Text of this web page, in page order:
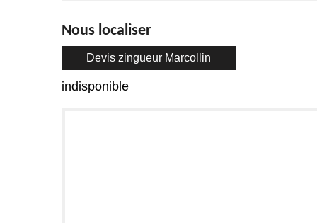
Nous localiser
Devis zingueur Marcollin
indisponible